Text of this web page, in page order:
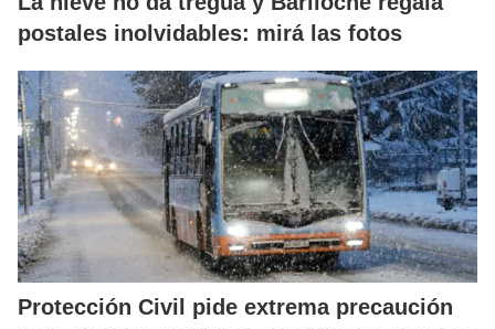
postales inolvidables: mirá las fotos
Protección Civil pide extrema precaución